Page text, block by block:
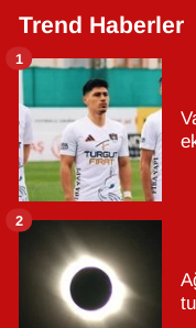
Trend Haberler
1
2